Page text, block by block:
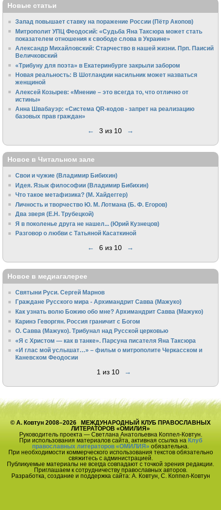
Новые статьи
Запад повышает ставку на поражение России (Пётр Акопов)
Митрополит УПЦ Феодосий: «Судьба Яна Таксюра может стать
показателем отношения к свободе слова в Украине»
Алек­сандр Михайловский: Старчество в нашей жизни. Прп. Паисий
Величковский
«Трибуну для поэта» в Екатеринбурге закрыли забором
Новая реальность: В Шотландии насильник может назваться
женщиной
Алексей Козырев: «Мнение – это всегда то, что отлично от
истины»
Анна Швабауэр: «Система QR-кодов - запрет на реализацию
базовых прав граждан»
← 3 из 10 →
Новое в Читальном зале
Свои и чужие (Владимир Бибихин)
Идея. Язык философии (Владимир Бибихин)
Что такое метафизика? (М. Хайдеггер)
Личность и творчество Ю. М. Лотмана (Б. Ф. Егоров)
Два зверя (Е.Н. Трубецкой)
Я в поколенье друга не нашел... (Юрий Кузнецов)
Разговор о любви с Татьяной Касаткиной
← 6 из 10 →
Новое в медиагалерее
Святыни Руси. Сергей Марнов
Граждане Русского мира - Архимандрит Савва (Мажуко)
Как узнать волю Божию обо мне? Архимандрит Савва (Мажуко)
Каринэ Геворгян. Россия граничит с Богом
О. Савва (Мажуко). Трибунал над Русской церковью
«Я с Христом — как в танке». Парсуна писателя Яна Таксюра
«И глас мой услышат…» – фильм о митрополите Черкасском и
Каневском Феодосии
1 из 10 →
© А. Ковтун 2008–2026 МЕЖДУНАРОДНЫЙ КЛУБ ПРАВОСЛАВНЫХ
ЛИТЕРАТОРОВ «ОМИЛИЯ»
Руководитель проекта — Светлана Анатольевна Коппел-Ковтун.
При использования материалов сайта, активная ссылка на Клуб
православных литераторов «ОМИЛИЯ» обязательна.
При необходимости коммерческого использования текстов обязательно
свяжитесь с администрацией.
Публикуемые материалы не всегда совпадают с точкой зрения редакции.
Приглашаем к сотрудничеству православных авторов.
Разработка, создание и поддержка сайта: А. Ковтун, С. Коппел-Ковтун